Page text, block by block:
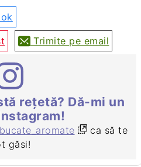
Trimite pe email
rețetă? Dă-mi un
ca să te
găsi!